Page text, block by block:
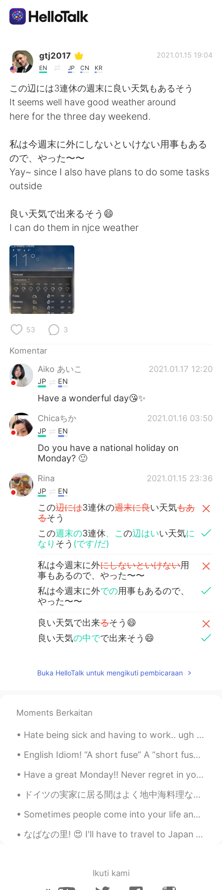
Aplikasi Pertukaran Bahasa
Indonesia
English 简体中文
繁體中文 Español
Deutsch 日本語
한국어
ไทย
Türkçe
Português
gtj2017
EN JP CN KR
2021.01.15 19:04
この辺には3連休の週末に良い天気もあるそう
It seems well have good weather around
here for the three day weekend.
私は今週末に外にしないといけない用事もある
ので、やった〜〜
Yay~ since I also have plans to do some tasks
outside
良い天気で出来るそう😄
I can do them in njce weather
53 3
Komentar
Aiko あいこ
2021.01.17 12:20
JP EN
Have a wonderful day😘✨
Chicaちか 2021.01.16 03:50
JP EN
Do you have a national holiday on
Monday? 🙂
Rina 2021.01.15 23:36
JP EN
この辺には3連休の週末に良い天気もあ
るそう
この週末の3連休、この辺はいい天気に
なり そう (です/だ)
私は今週末に外にしないといけない用
事もあるので、やった〜〜
私は今週末に外での用事もあるので、
やった〜〜
良い天気で出来るそう😄
良い天気の中でで出来そう😄
Buka HelloTalk untuk mengikuti pembicaraan
Moments Berkaitan
Hate being sick and having to work.. ugh I feel like a ninja with no super power 😢 send me your “...
English Idiom! “A short fuse” A “short fuse” means you get angry very quickly! You get angry, whe...
Have a great Monday!! Never regret in your life. Good things make you happy and the bad things gi...
ドイツの実家に居る間はよく地中海料理など作っています！モッツァレラチーズにヴァージンオリーブオイルとローズマリーをかけて、生バジル・オリーブ・トマトのサラダ、アンチョビ・赤たまねぎ・オリーブ・唐...
Sometimes people come into your life and you know right away they were meant to be there, to serv...
なばなの里! 😍 I'll have to travel to Japan next winter so that I can see this! 👌 Online source: 名古屋か...
Ikuti kami